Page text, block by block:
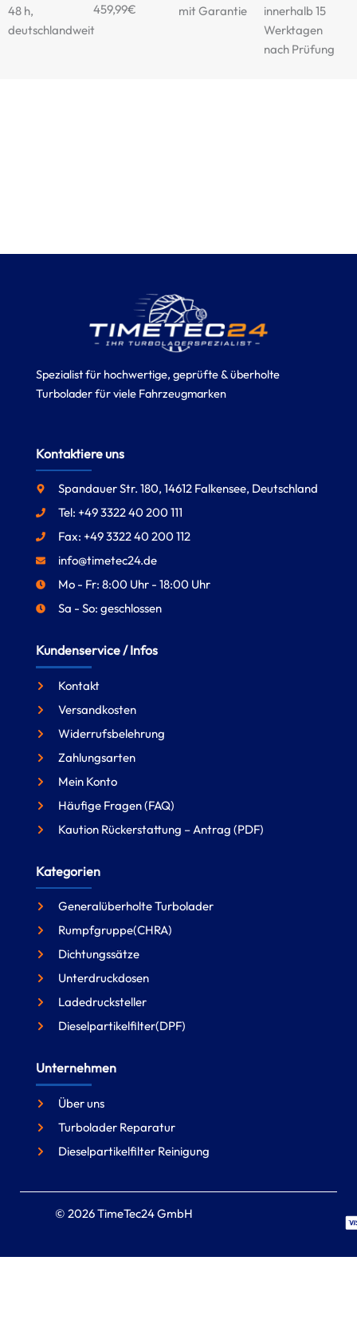
48 h,
deutschlandweit
459,99€
mit Garantie
innerhalb 15
Werktagen
nach Prüfung
Spezialist für hochwertige, geprüfte & überholte
Turbolader für viele Fahrzeugmarken
Kontaktiere uns
Spandauer Str. 180, 14612 Falkensee, Deutschland
Tel: +49 3322 40 200 111
Fax: +49 3322 40 200 112
info@timetec24.de
Mo - Fr: 8:00 Uhr - 18:00 Uhr
Sa - So: geschlossen
Kundenservice / Infos
Kontakt
Versandkosten
Widerrufsbelehrung
Zahlungsarten
Mein Konto
Häufige Fragen (FAQ)
Kaution Rückerstattung – Antrag (PDF)
Kategorien
Generalüberholte Turbolader
Rumpfgruppe(CHRA)
Dichtungssätze
Unterdruckdosen
Ladedrucksteller
Dieselpartikelfilter(DPF)
Unternehmen
Über uns
Turbolader Reparatur
Dieselpartikelfilter Reinigung
© 2026 TimeTec24 GmbH